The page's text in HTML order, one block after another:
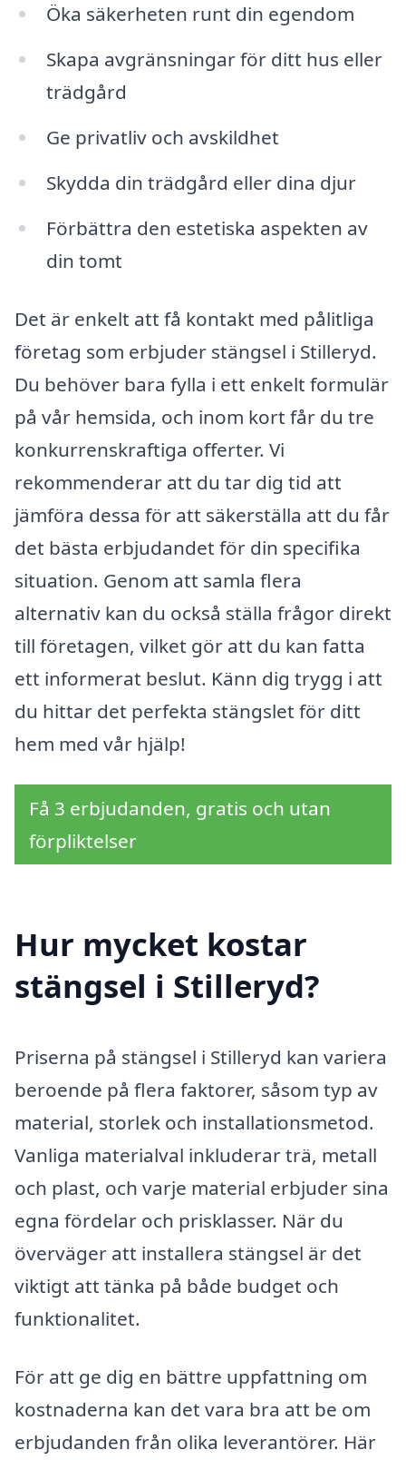
Öka säkerheten runt din egendom
Skapa avgränsningar för ditt hus eller
trädgård
Ge privatliv och avskildhet
Skydda din trädgård eller dina djur
Förbättra den estetiska aspekten av
din tomt
Det är enkelt att få kontakt med pålitliga
företag som erbjuder stängsel i Stilleryd.
Du behöver bara fylla i ett enkelt formulär
på vår hemsida, och inom kort får du tre
konkurrenskraftiga offerter. Vi
rekommenderar att du tar dig tid att
jämföra dessa för att säkerställa att du får
det bästa erbjudandet för din specifika
situation. Genom att samla flera
alternativ kan du också ställa frågor direkt
till företagen, vilket gör att du kan fatta
ett informerat beslut. Känn dig trygg i att
du hittar det perfekta stängslet för ditt
hem med vår hjälp!
Få 3 erbjudanden, gratis och utan
förpliktelser
Hur mycket kostar
stängsel i Stilleryd?
Priserna på stängsel i Stilleryd kan variera
beroende på flera faktorer, såsom typ av
material, storlek och installationsmetod.
Vanliga materialval inkluderar trä, metall
och plast, och varje material erbjuder sina
egna fördelar och prisklasser. När du
överväger att installera stängsel är det
viktigt att tänka på både budget och
funktionalitet.
För att ge dig en bättre uppfattning om
kostnaderna kan det vara bra att be om
erbjudanden från olika leverantörer. Här